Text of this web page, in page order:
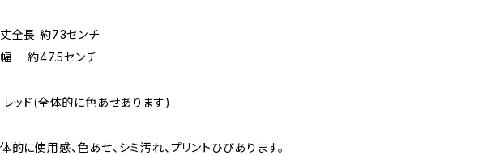
全長 約73センチ
約47.5センチ
レッド(全体的に色あせあります)
的に使用感、色あせ、シミ汚れ、プリントひびあります。